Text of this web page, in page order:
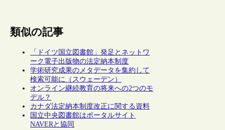
類似の記事
「ドイツ国立図書館」発足とネットワ
ーク電子出版物の法定納本制度
学術研究成果のメタデータを集約して
検索可能に（スウェーデン）
オンライン継続教育の将来への2つのモ
デル？
カナダ法定納本制度改正に関する資料
国立中央図書館はポータルサイト
NAVERと協同